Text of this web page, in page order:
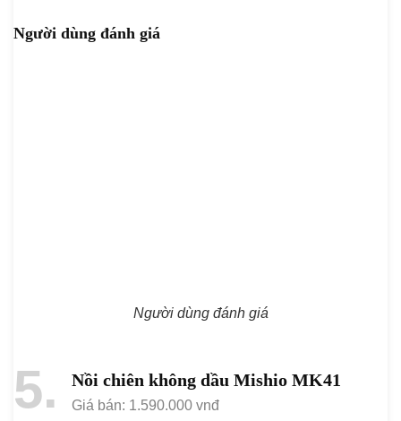
Người dùng đánh giá
Người dùng đánh giá
5 Nồi chiên không dầu Mishio MK41
Giá bán: 1.590.000 vnđ